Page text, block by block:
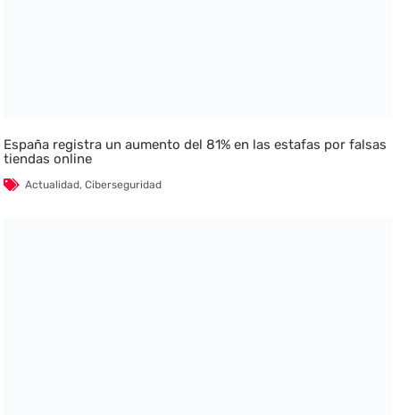
España registra un aumento del 81% en las estafas por falsas
tiendas online
Actualidad,Ciberseguridad